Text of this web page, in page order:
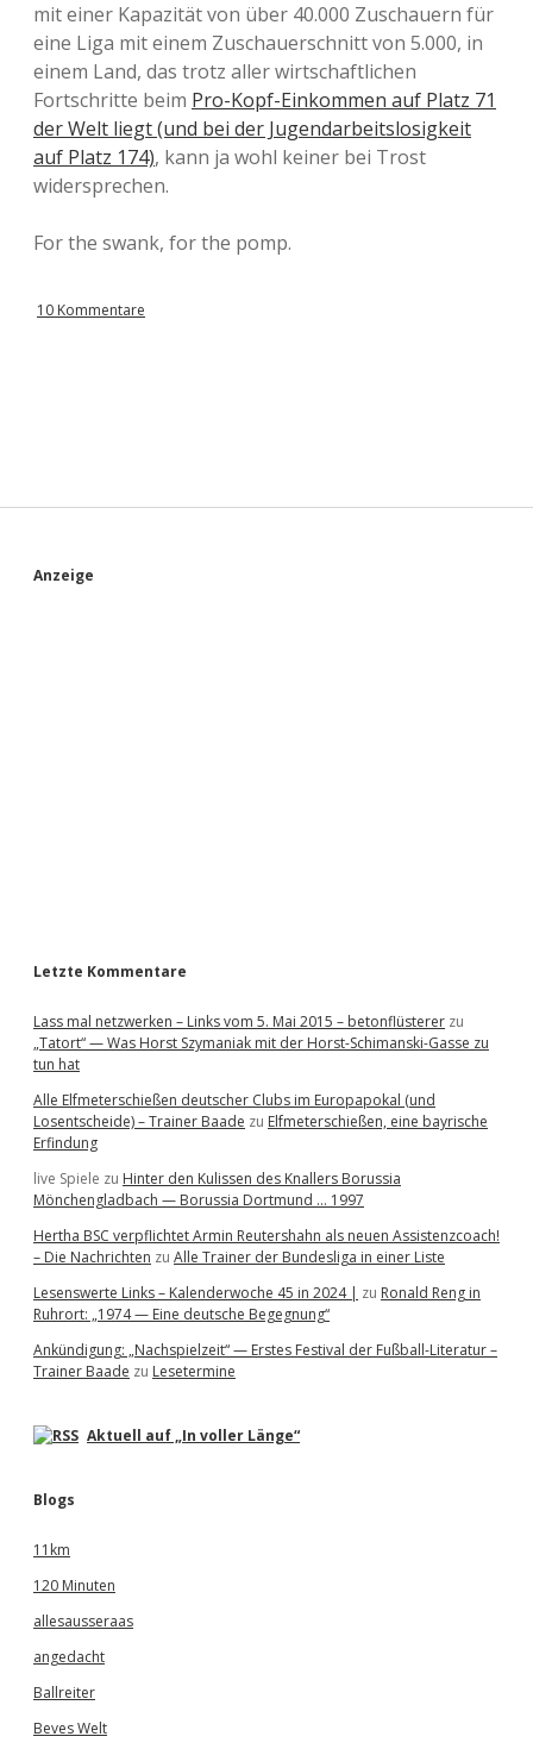
mit einer Kapazität von über 40.000 Zuschauern für
eine Liga mit einem Zuschauerschnitt von 5.000, in
einem Land, das trotz aller wirtschaftlichen
Fortschritte beim Pro-Kopf-Einkommen auf Platz 71
der Welt liegt (und bei der Jugendarbeitslosigkeit
auf Platz 174), kann ja wohl keiner bei Trost
widersprechen.
For the swank, for the pomp.
10 Kommentare
S
Anzeige
Letzte Kommentare
Lass mal netzwerken – Links vom 5. Mai 2015 – betonflüsterer zu
„Tatort“ — Was Horst Szymaniak mit der Horst-Schimanski-Gasse zu
tun hat
Alle Elfmeterschießen deutscher Clubs im Europapokal (und
Losentscheide) – Trainer Baade zu Elfmeterschießen, eine bayrische
Erfindung
live Spiele zu Hinter den Kulissen des Knallers Borussia
Mönchengladbach — Borussia Dortmund … 1997
Hertha BSC verpflichtet Armin Reutershahn als neuen Assistenzcoach!
– Die Nachrichten zu Alle Trainer der Bundesliga in einer Liste
Lesenswerte Links – Kalenderwoche 45 in 2024 | zu Ronald Reng in
Ruhrort: „1974 — Eine deutsche Begegnung“
Ankündigung: „Nachspielzeit“ — Erstes Festival der Fußball-Literatur –
Trainer Baade zu Lesetermine
Aktuell auf „In voller Länge“
Blogs
11km
120 Minuten
allesausseraas
angedacht
Ballreiter
Beves Welt